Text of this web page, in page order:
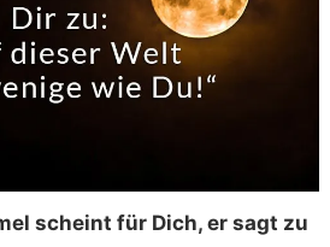
scheint für Dich, er sagt zu